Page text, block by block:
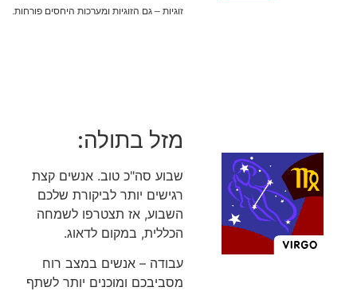
זוגיות – גם הזוגיות ומערכות היחסים פורחות.
מזל בתולה:
שבוע סה"כ טוב. אנשים קצת
רגישים יותר לביקורת שלכם
השבוע, אז תצטרפו לשמחה
הכללית, במקום לדאוג.
עבודה – אנשים במצב רוח
מסביבכם ומוכנים יותר לשתף